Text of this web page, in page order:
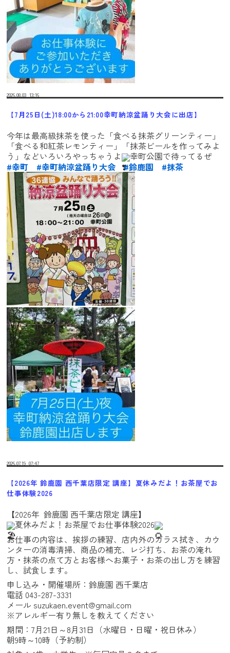
2026.08.03 13:16
【7月25日(土)18:00から21:00幸町納涼盆踊り大会に出店】
今年は最高級抹茶を使った「食べる抹茶グリーンティー」
「食べる和紅茶レモンティー」「抹茶ビールを作ってみよ
う」などいろいろやっちゃうよ
幸町公園で待ってるぜ
#幸町
#幸町納涼盆踊り大会 #鈴鹿園 #抹茶
2026.07.19 07:47
【2026年 鈴鹿園 西千葉店限定 講座】夏休みだよ！お茶屋でお
仕事体験2026
【2026年  鈴鹿園 西千葉店限定 講座】
夏休みだよ！お茶屋でお仕事体験2026
お仕事の内容は、挨拶の練習、店内外のガラス拭き、カウ
ンターの消毒清掃、商品の補充、レジ打ち、お茶の淹れ
方・抹茶の点て方とお客様へお菓子・お茶の出し方を練習
し、試食します。
申し込み・開催場所：鈴鹿園 西千葉店
電話 043-287-3331
メール suzukaen.event@gmail.com
※アレルギー有り無しを教えてください
期間：7月21日～8月31日（水曜日・日曜・祝日休み）
朝9時～10時（予約制）